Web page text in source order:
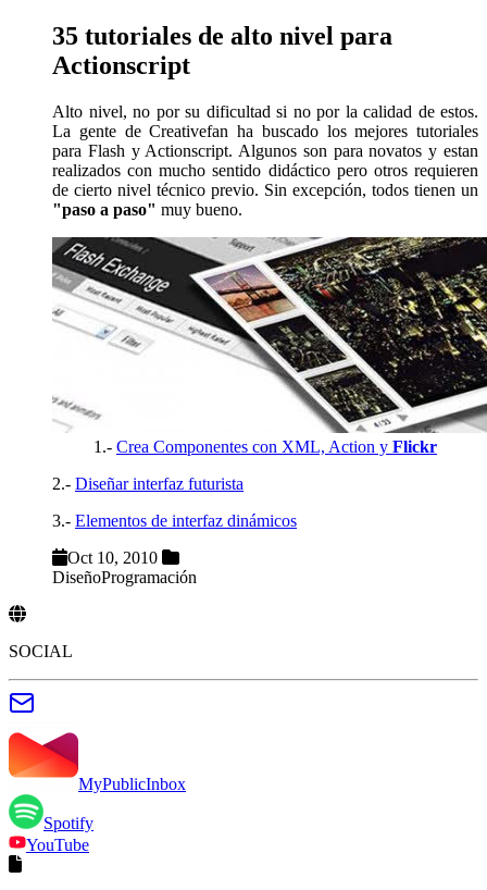
35 tutoriales de alto nivel para
Actionscript
Alto nivel, no por su dificultad si no por la calidad de estos.
La gente de Creativefan ha buscado los mejores tutoriales
para Flash y Actionscript. Algunos son para novatos y estan
realizados con mucho sentido didáctico pero otros requieren
de cierto nivel técnico previo. Sin excepción, todos tienen un
"paso a paso" muy bueno.
1.- Crea Componentes con XML, Action y Flickr
2.- Diseñar interfaz futurista
3.- Elementos de interfaz dinámicos
Oct 10, 2010
DiseñoProgramación
SOCIAL
MyPublicInbox
Spotify
YouTube